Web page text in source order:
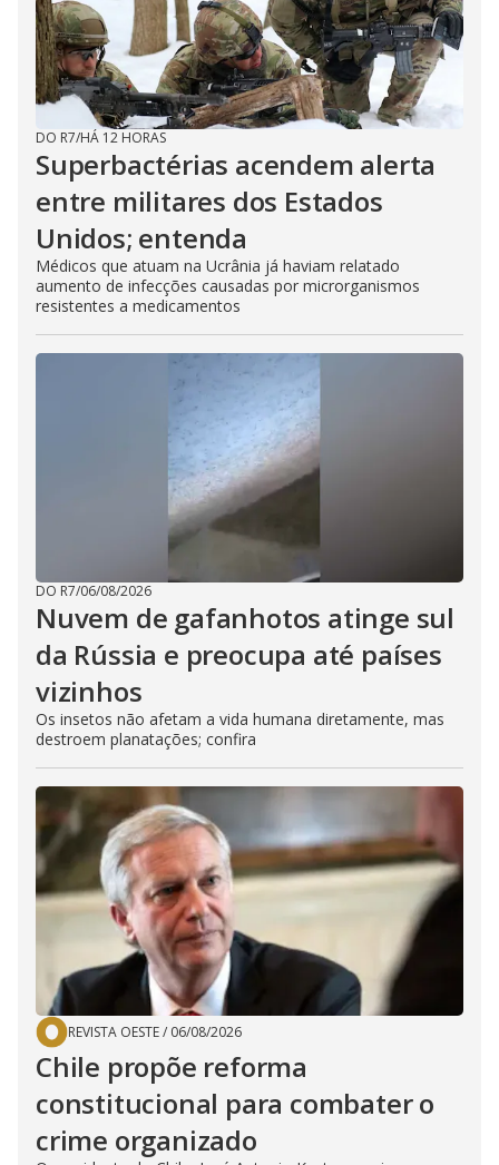
DO R7/HÁ 12 HORAS
Superbactérias acendem alerta
entre militares dos Estados
Unidos; entenda
Médicos que atuam na Ucrânia já haviam relatado
aumento de infecções causadas por microrganismos
resistentes a medicamentos
DO R7/06/08/2026
Nuvem de gafanhotos atinge sul
da Rússia e preocupa até países
vizinhos
Os insetos não afetam a vida humana diretamente, mas
destroem planatações; confira
REVISTA OESTE/ 06/08/2026
Chile propõe reforma
constitucional para combater o
crime organizado